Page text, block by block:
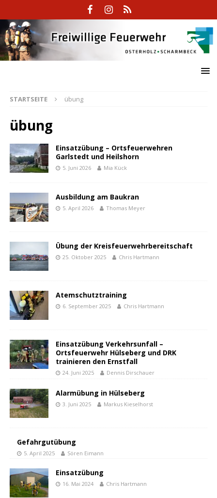
STARTSEITE übung
übung
Einsatzübung – Ortsfeuerwehren
Garlstedt und Heilshorn
5. Juni 2026 Mia Kück
Ausbildung am Baukran
5. April 2026 Thomas Meyer
Übung der Kreisfeuerwehrbereitschaft
25. Oktober 2025 Chris Hartmann
Atemschutztraining
6. September 2025 Chris Hartmann
Einsatzübung Verkehrsunfall –
Ortsfeuerwehr Hülseberg und DRK
trainieren den Ernstfall
24. Juni 2025 Dennis Dirschauer
Alarmübung in Hülseberg
3. Juni 2025 Markus Kieselhorst
Gefahrgutübung
5. April 2025 Sören Eimann
Einsatzübung
16. Mai 2024 Chris Hartmann